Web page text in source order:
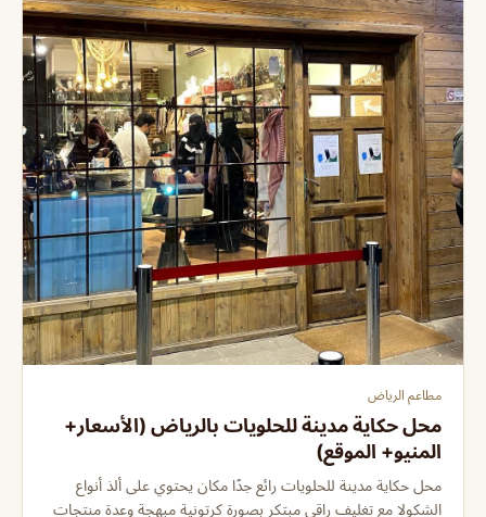
مطاعم الرياض
محل حكاية مدينة للحلويات بالرياض (الأسعار+
المنيو+ الموقع)
محل حكاية مدينة للحلويات رائع جدًا مكان يحتوي على ألذ أنواع
الشكولا مع تغليف راقي مبتكر بصورة كرتونية مبهجة وعدة منتجات